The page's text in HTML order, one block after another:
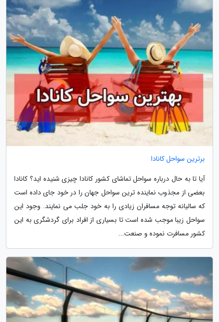
برترین سواحل کانادا
آیا تا به حال درباره سواحل تماشای کشور کانادا چیزی شنیده اید؟ کانادا
بعضی از مجذوب نماینده ترین سواحل جهان را در خود جای داده است
که سالیانه توجه مسافران زیادی را به خود جلب می نمایند. وجود این
سواحل زیبا موجب شده است تا بسیاری از افراد برای گردشگری به این
کشور مسافرت نموده و صنعت...